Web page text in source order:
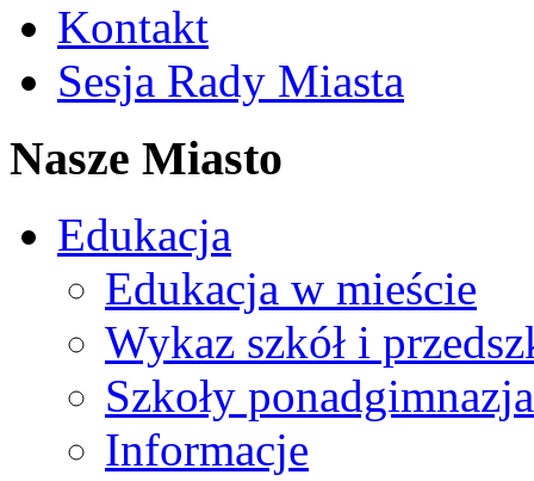
Kontakt
Sesja Rady Miasta
Nasze Miasto
Edukacja
Edukacja w mieście
Wykaz szkół i
Szkoły
Informacje